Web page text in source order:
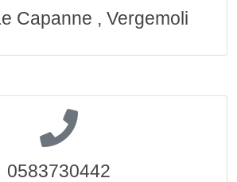
Capanne , Vergemoli
0583730442